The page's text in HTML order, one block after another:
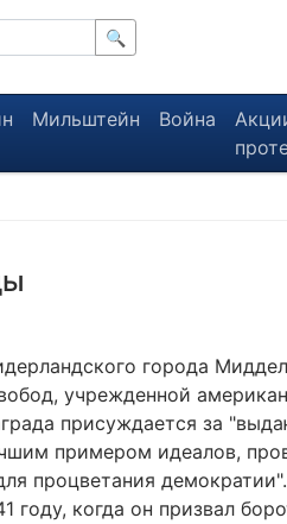
🔍
Мильштейн Война
города
учрежденной
присуждается за
примером идеалов,
процветания
году, когда он призвал